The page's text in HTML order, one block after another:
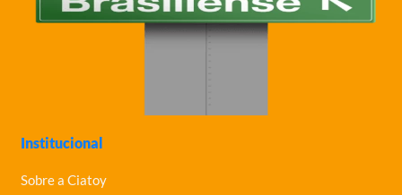
Institucional
Sobre a Ciatoy